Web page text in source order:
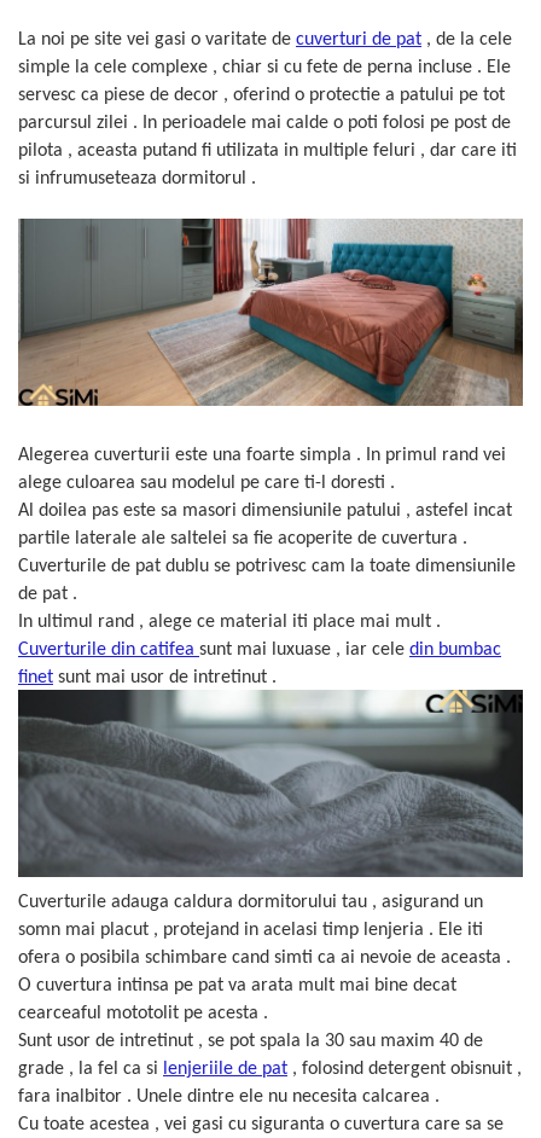
Cearceaf normal
Lenjerii De Pat Creponate
Lenjerii De Pat Bumbac Poplin 2
Persoane
Lenjerii De Pat Bumbac Poplin,
Lenjerii De Pat Bumbac Satinat 2
Persoane
Lenjerii De Pat Volanase
Lenjerii De Pat, Finet Premium 3D,
2 Persoane
Lenjerii De Pat Jacquard
Lenjerii De Pat Cocolino
Set Lenjerie De Pat Blana
Artificiala De Iepure, 6 Piese, 2
Persoane
Set Lenjerie Pat Blanita Iepure, 6
Piese, Cu Pilota Inclusa
Lenjerii De Pat Premium Collection
Set Lenjerie De Pat, 7 Piese, Cu
Pilota / Cuvertura Inclusa
Set Lenjerie De Pat Jacquard Regal,
11 Piese, Cuvertura Inclusa
Lenjerii Damasc Egiptean King Size
Lenjerii De Pat, Finet Premium, 1
Persoana
Lenjerii De Pat Damasc 1 Persoana
Lenjerii De Pat, Imprimeu 3D, 1
Persoana
La noi pe site vei gasi o varitate de cuverturi de pat , de la cele
simple la cele complexe , chiar si cu fete de perna incluse . Ele
servesc ca piese de decor , oferind o protectie a patului pe tot
parcursul zilei . In perioadele mai calde o poti folosi pe post de
pilota , aceasta putand fi utilizata in multiple feluri , dar care iti
si infrumuseteaza dormitorul .
Alegerea cuverturii este una foarte simpla . In primul rand vei
alege culoarea sau modelul pe care ti-l doresti .
Al doilea pas este sa masori dimensiunile patului , astefel incat
partile laterale ale saltelei sa fie acoperite de cuvertura .
Cuverturile de pat dublu se potrivesc cam la toate dimensiunile
de pat .
In ultimul rand , alege ce material iti place mai mult .
Cuverturile din catifea sunt mai luxuase , iar cele din bumbac
finet sunt mai usor de intretinut .
Cuverturile adauga caldura dormitorului tau , asigurand un
somn mai placut , protejand in acelasi timp lenjeria . Ele iti
ofera o posibila schimbare cand simti ca ai nevoie de aceasta .
O cuvertura intinsa pe pat va arata mult mai bine decat
cearceaful mototolit pe acesta .
Sunt usor de intretinut , se pot spala la 30 sau maxim 40 de
grade , la fel ca si lenjeriile de pat , folosind detergent obisnuit ,
fara inalbitor . Unele dintre ele nu necesita calcarea .
Cu toate acestea , vei gasi cu siguranta o cuvertura care sa se